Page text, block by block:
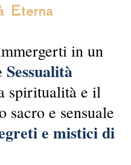
Eterna
in un
spiritualità e il
sacro e sensuale
e mistici di